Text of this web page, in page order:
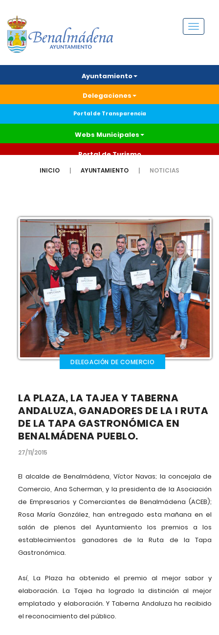
Menú
Ayuntamiento
Delegaciones
Portal de Transparencia
Webs Municipales
Portal de Turismo
INICIO AYUNTAMIENTO NOTICIAS
DELEGACIÓN DE COMERCIO
LA PLAZA, LA TAJEA Y TABERNA
ANDALUZA, GANADORES DE LA I RUTA
DE LA TAPA GASTRONÓMICA EN
BENALMÁDENA PUEBLO.
27/11/2015
El alcalde de Benalmádena, Víctor Navas; la concejala de
Comercio, Ana Scherman, y la presidenta de la Asociación
de Empresarios y Comerciantes de Benalmádena (ACEB);
Rosa María González, han entregado esta mañana en el
salón de plenos del Ayuntamiento los premios a los
establecimientos ganadores de la Ruta de la Tapa
Gastronómica.
Así, La Plaza ha obtenido el premio al mejor sabor y
elaboración. La Tajea ha logrado la distinción al mejor
emplatado y elaboración. Y Taberna Andaluza ha recibido
el reconocimiento del público.